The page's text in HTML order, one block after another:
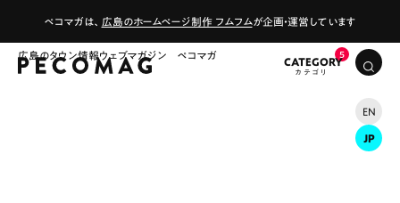
ペコマガは、 広島のホームページ制作 フムフムが企画・運営しています
広島のタウン情報ウェブマガジン ペコマガ
CATEGORY
EN
JP